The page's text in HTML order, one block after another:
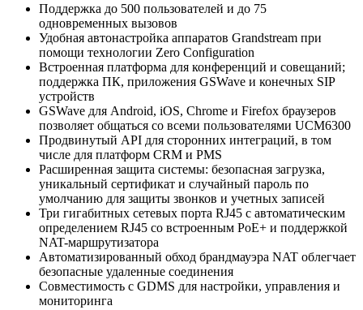
Поддержка до 500 пользователей и до 75
одновременных вызовов
Удобная автонастройка аппаратов Grandstream при
помощи технологии Zero Configuration
Встроенная платформа для конференций и совещаний;
поддержка ПК, приложения GSWave и конечных SIP
устройств
GSWave для Android, iOS, Chrome и Firefox браузеров
позволяет общаться со всеми пользователями UCM6300
Продвинутый API для сторонних интеграций, в том
числе для платформ CRM и PMS
Расширенная защита системы: безопасная загрузка,
уникальный сертификат и случайный пароль по
умолчанию для защиты звонков и учетных записей
Три гигабитных сетевых порта RJ45 с автоматическим
определением RJ45 со встроенным PoE+ и поддержкой
NAT-маршрутизатора
Автоматизированный обход брандмауэра NAT облегчает
безопасные удаленные соединения
Совместимость с GDMS для настройки, управления и
мониторинга